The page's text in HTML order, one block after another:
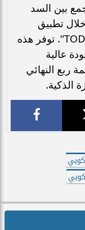
بين السد
تطبيق
"beIN Connect" أو منصة "TOD TV". توفر هذه
عالية
ربع النهائي
الذكية.